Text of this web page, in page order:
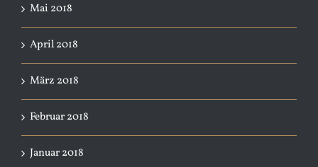
Mai 2018
April 2018
März 2018
Februar 2018
Januar 2018